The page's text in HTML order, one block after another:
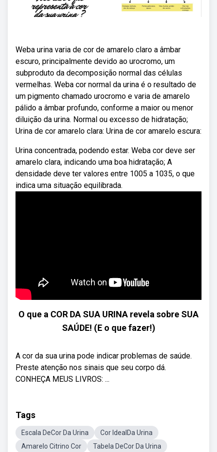
Weba urina varia de cor de amarelo claro a âmbar
escuro, principalmente devido ao urocromo, um
subproduto da decomposição normal das células
vermelhas. Weba cor normal da urina é o resultado de
um pigmento chamado urocromo e varia de amarelo
pálido a âmbar profundo, conforme a maior ou menor
diluição da urina. Normal ou excesso de hidratação;
Urina de cor amarelo clara: Urina de cor amarelo escura:
Urina concentrada, podendo estar. Weba cor deve ser
amarelo clara, indicando uma boa hidratação; A
densidade deve ter valores entre 1005 a 1035, o que
indica uma situação equilibrada.
O que a COR DA SUA URINA revela sobre SUA
SAÚDE! (E o que fazer!)
A cor da sua urina pode indicar problemas de saúde.
Preste atenção nos sinais que seu corpo dá.
CONHEÇA MEUS LIVROS: ...
Tags
Escala DeCor Da Urina
Cor IdealDa Urina
Amarelo Citrino Cor
Tabela DeCor Da Urina